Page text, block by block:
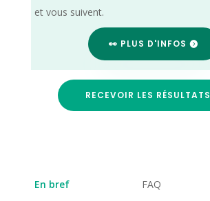
et vous suivent.
👀 PLUS D'INFOS
RECEVOIR LES RÉSULTATS
En bref FAQ